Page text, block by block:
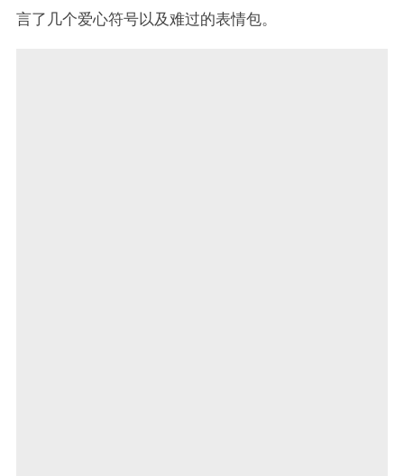
言了几个爱心符号以及难过的表情包。